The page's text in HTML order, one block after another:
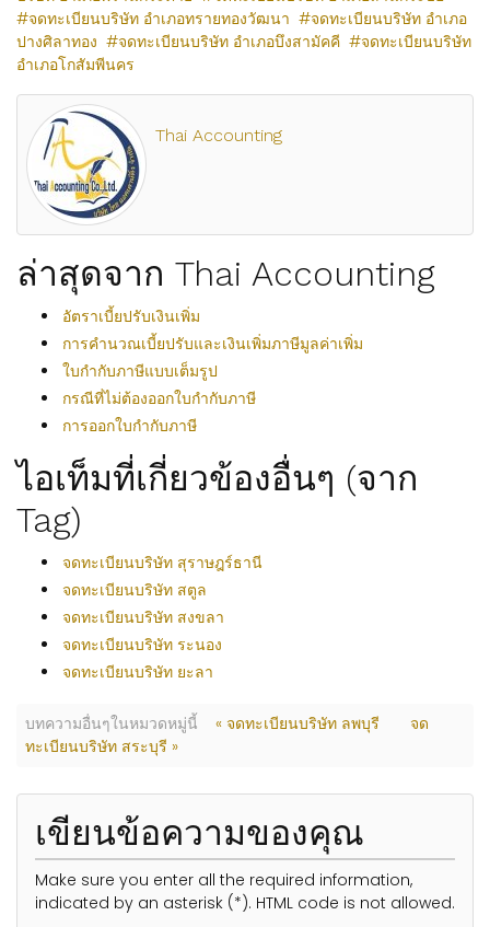
จดทะเบียนบริษัท อำเภอทรายทองวัฒนา
จดทะเบียนบริษัท อำเภอ
ปางศิลาทอง
จดทะเบียนบริษัท อำเภอบึงสามัคคี
จดทะเบียนบริษัท
อำเภอโกสัมพีนคร
Thai Accounting
ล่าสุดจาก Thai Accounting
อัตราเบี้ยปรับเงินเพิ่ม
การคำนวณเบี้ยปรับและเงินเพิ่มภาษีมูลค่าเพิ่ม
ใบกำกับภาษีแบบเต็มรูป
กรณีที่ไม่ต้องออกใบกำกับภาษี
การออกใบกำกับภาษี
ไอเท็มที่เกี่ยวข้องอื่นๆ (จาก
Tag)
จดทะเบียนบริษัท สุราษฎร์ธานี
จดทะเบียนบริษัท สตูล
จดทะเบียนบริษัท สงขลา
จดทะเบียนบริษัท ระนอง
จดทะเบียนบริษัท ยะลา
บทความอื่นๆในหมวดหมู่นี้ « จดทะเบียนบริษัท ลพบุรี
จด
ทะเบียนบริษัท สระบุรี »
เขียนข้อความของคุณ
Make sure you enter all the required information,
indicated by an asterisk (*). HTML code is not allowed.